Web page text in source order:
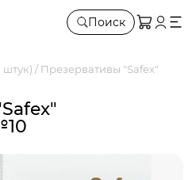
Поиск
штук)
Презервативы "Safex"